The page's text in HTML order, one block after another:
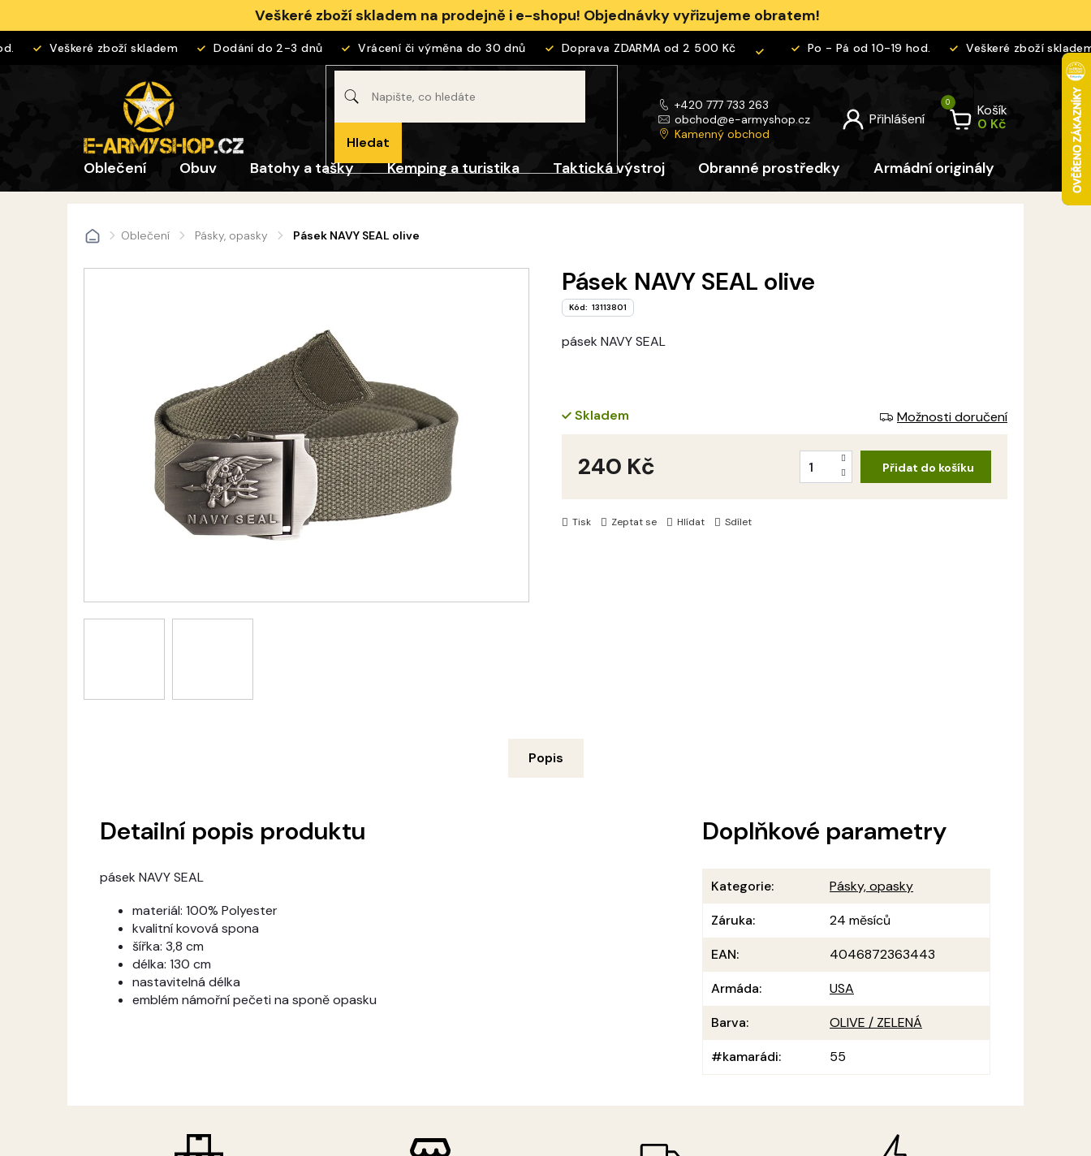
obsah
Veškeré zboží skladem na prodejně i e-shopu! Objednávky vyřizujeme obratem!
Veškeré zboží skladem Dodání do 2-3 dnů Vrácení či výměna do 30 dnů Doprava ZDARMA od 2 500 Kč Po - Pá od 10-19 hod. Veškeré zboží skladem
Hledat
+420 777 733 263
obchod@e-armyshop.cz
Kamenný obchod
Košík
Oblečení Obuv Batohy a tašky Kemping a turistika Taktická výstroj Obranné prostředky Armádní originály Pro děti
DomůOblečení Pásky, opasky Pásek NAVY SEAL olive
pásek NAVY SEAL
Tisk Zeptat se Hlídat Sdílet
Pásek NAVY SEAL olive
Kód: 13113801
Skladem Možnosti doručení
240 Kč Přidat do košíku
Popis
Detailní popis produktu
pásek NAVY SEAL
materiál: 100% Polyester
kvalitní kovová spona
šířka: 3,8 cm
délka: 130 cm
nastavitelná délka
emblém námořní pečeti na sponě opasku
Doplňkové parametry
Kategorie:
Pásky, opasky
Záruka:
24 měsíců
EAN:
4046872363443
Armáda:
USA
Barva:
OLIVE / ZELENÁ
#kamarádi: 55